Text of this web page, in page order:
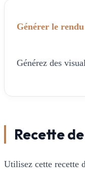
Générer le
Générez des
Recette
Utilisez cette recette